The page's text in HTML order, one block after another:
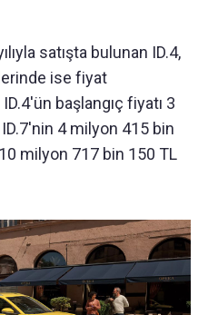
satışta bulunan ID.4,
ise fiyat
başlangıç fiyatı 3
4 milyon 415 bin
milyon 717 bin 150 TL